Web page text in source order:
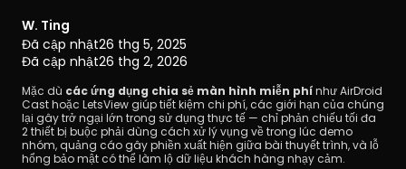
W. Ting
Đã cập nhật26 thg 5, 2025
Đã cập nhật26 thg 2, 2026
Mặc dù các ứng dụng chia sẻ màn hình miễn phí như AirDroid
Cast hoặc LetsView giúp tiết kiệm chi phí, các giới hạn của chúng
lại gây trở ngại lớn trong sử dụng thực tế — chỉ phản chiếu tối đa
2 thiết bị buộc phải dùng cách xử lý vụng về trong lúc demo
nhóm, quảng cáo gây phiền xuất hiện giữa bài thuyết trình, và lỗ
hổng bảo mật có thể làm lộ dữ liệu khách hàng nhạy cảm.
Tải xuống